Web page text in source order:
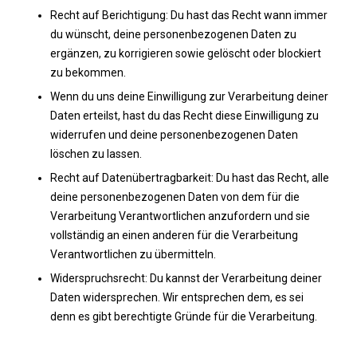
Recht auf Berichtigung: Du hast das Recht wann immer
du wünscht, deine personenbezogenen Daten zu
ergänzen, zu korrigieren sowie gelöscht oder blockiert
zu bekommen.
Wenn du uns deine Einwilligung zur Verarbeitung deiner
Daten erteilst, hast du das Recht diese Einwilligung zu
widerrufen und deine personenbezogenen Daten
löschen zu lassen.
Recht auf Datenübertragbarkeit: Du hast das Recht, alle
deine personenbezogenen Daten von dem für die
Verarbeitung Verantwortlichen anzufordern und sie
vollständig an einen anderen für die Verarbeitung
Verantwortlichen zu übermitteln.
Widerspruchsrecht: Du kannst der Verarbeitung deiner
Daten widersprechen. Wir entsprechen dem, es sei
denn es gibt berechtigte Gründe für die Verarbeitung.